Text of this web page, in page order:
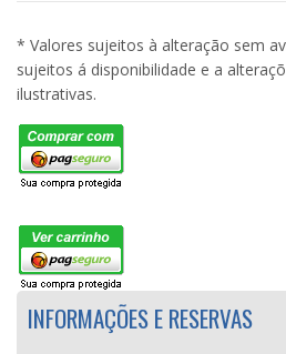
* Valores sujeitos à alteração sem
sujeitos á disponibilidade e a
ilustrativas.
INFORMAÇÕES E RESERVAS